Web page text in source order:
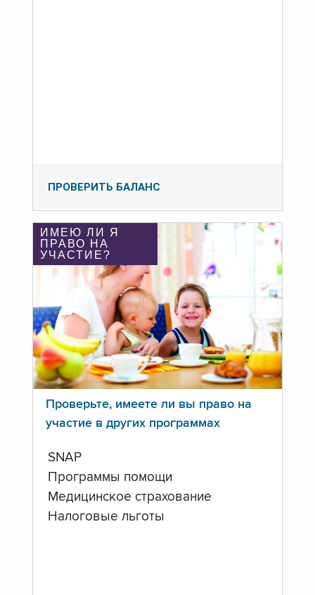
ПРОВЕРИТЬ БАЛАНС
ИМЕЮ ЛИ Я
ПРАВО НА
УЧАСТИЕ?
Проверьте, имеете ли вы право на
участие в других программах
SNAP
Программы помощи
Медицинское страхование
Налоговые льготы